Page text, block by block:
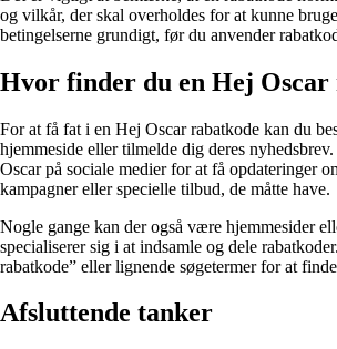
og vilkår, der skal overholdes for at kunne
betingelserne grundigt, før du anvender
Hvor finder du en Hej Oscar
For at få fat i en Hej Oscar rabatkode kan du
hjemmeside eller tilmelde dig deres
Oscar på sociale medier for at få opdateringer
kampagner eller specielle tilbud, de måtte have.
Nogle gange kan der også være hjemmesider
specialiserer sig i at indsamle og dele
rabatkode” eller lignende søgetermer for at
Afsluttende tanker